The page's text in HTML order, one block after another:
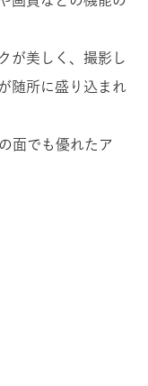
が美しく、撮影し
随所に盛り込まれ
面でも優れたア